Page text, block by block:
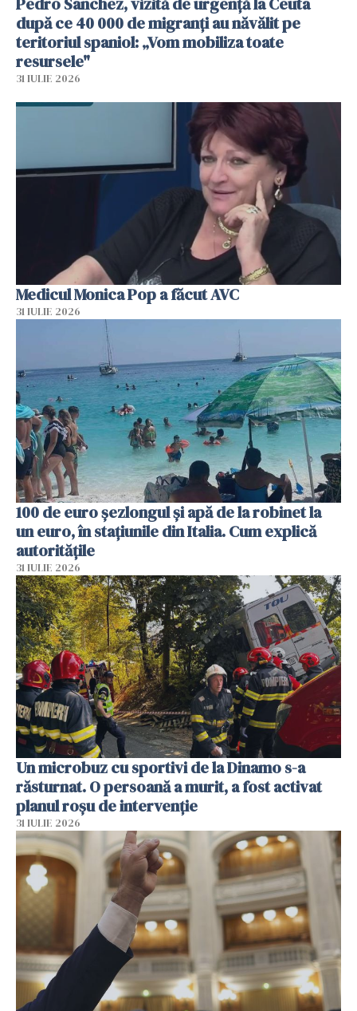
după ce 40 000 de migranți au năvălit pe
teritoriul spaniol: „Vom mobiliza toate
resursele"
31 IULIE 2026
Medicul Monica Pop a făcut AVC
31 IULIE 2026
100 de euro șezlongul și apă de la robinet la
un euro, în stațiunile din Italia. Cum explică
autoritățile
31 IULIE 2026
Un microbuz cu sportivi de la Dinamo s-a
răsturnat. O persoană a murit, a fost activat
planul roșu de intervenție
31 IULIE 2026